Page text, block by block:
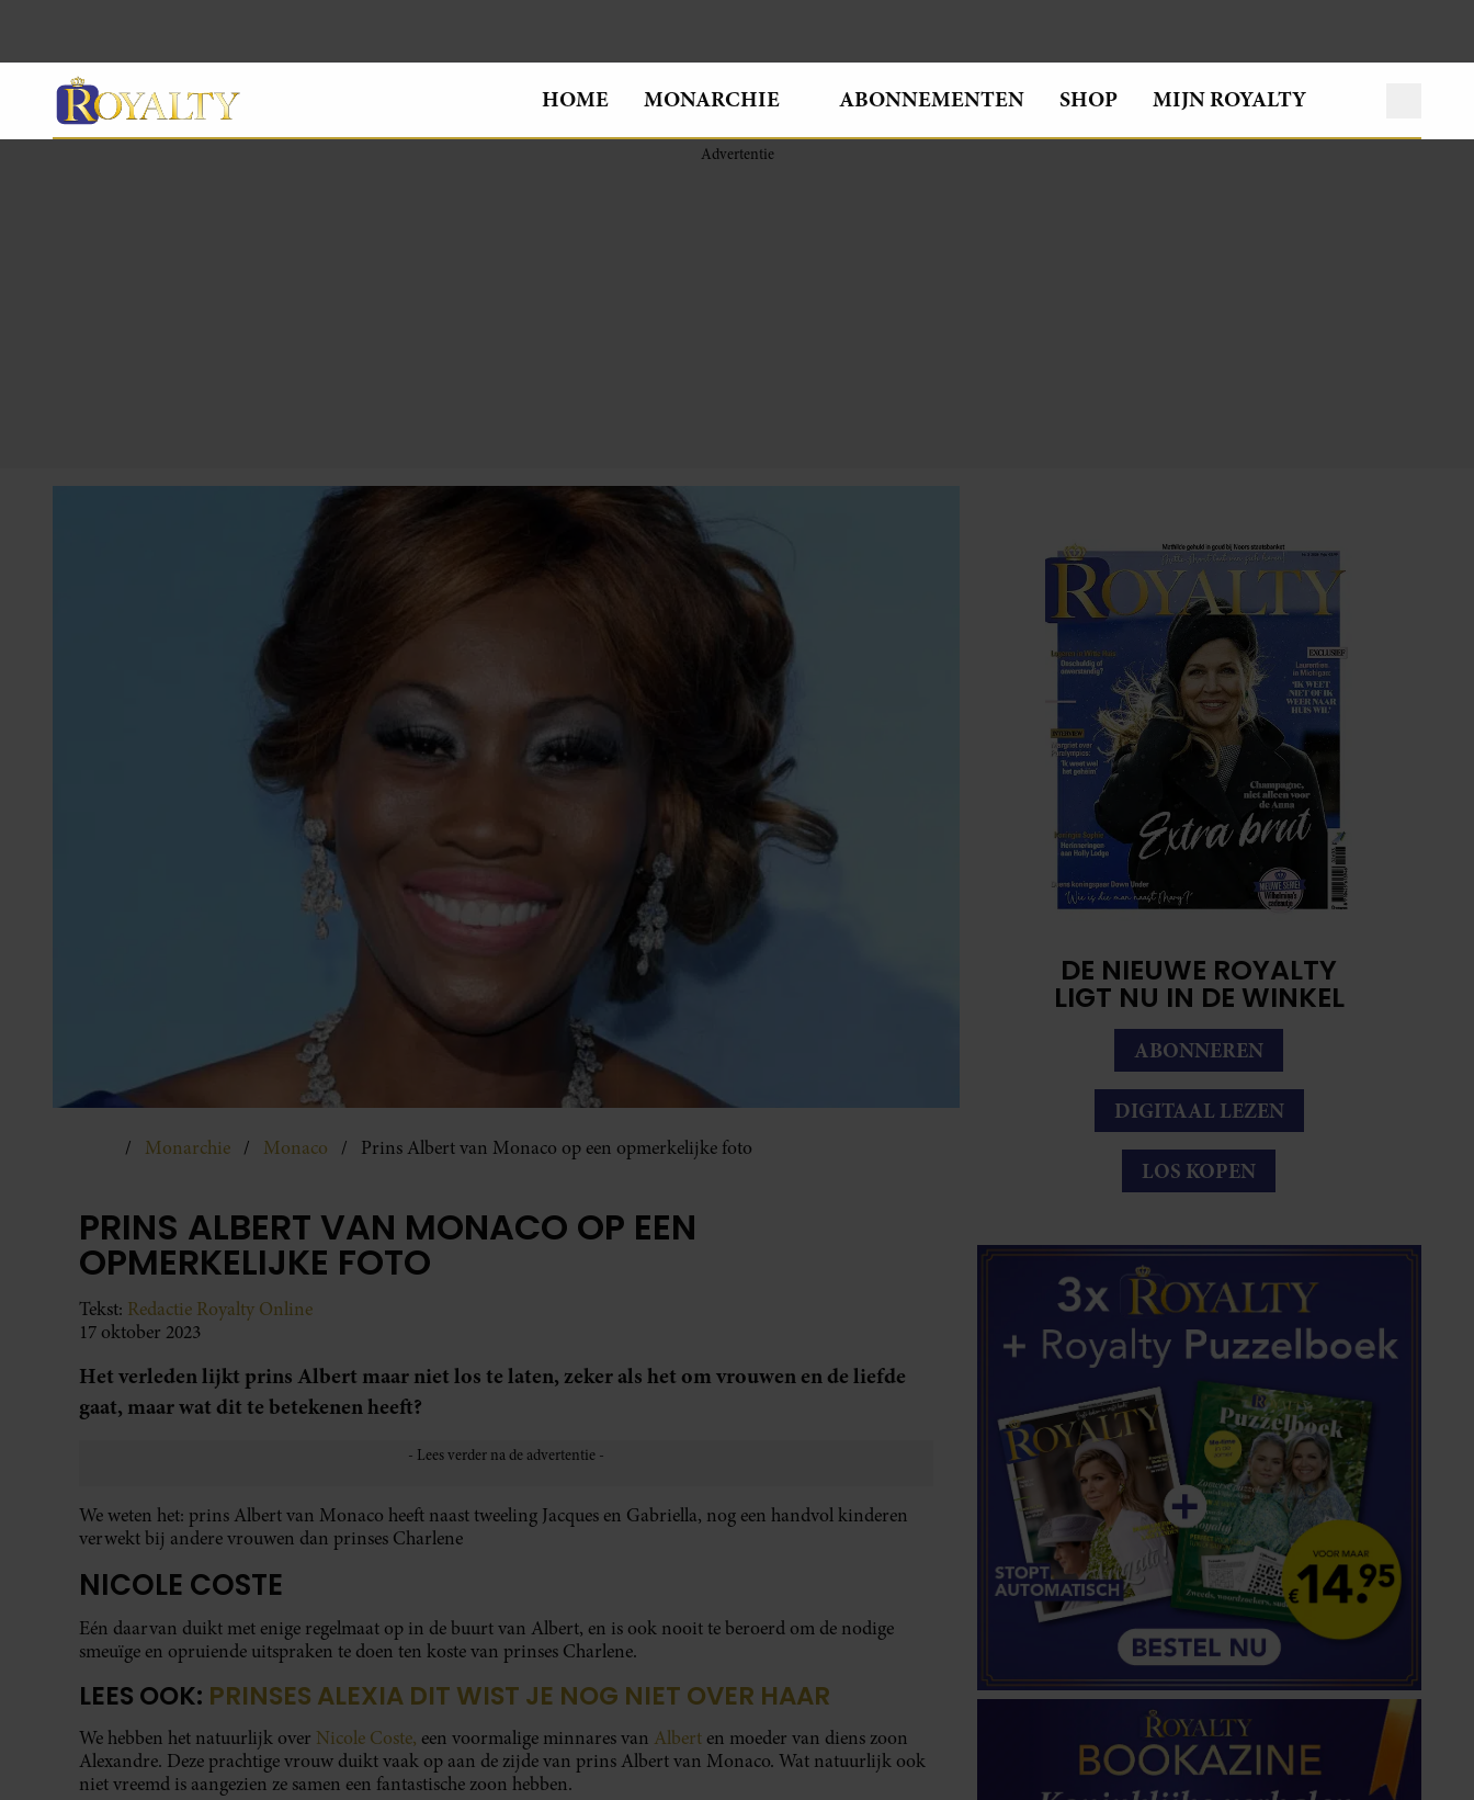
HOME MONARCHIE ABONNEMENTEN SHOP MIJN ROYALTY
Monarchie Monaco Prins Albert van Monaco op een opmerkelijke foto
PRINS ALBERT VAN MONACO OP EEN
OPMERKELIJKE FOTO
Tekst: Redactie Royalty Online
17 oktober 2023
Het verleden lijkt prins Albert maar niet los te laten, zeker als het om vrouwen en de liefde
gaat, maar wat dit te betekenen heeft?
We weten het: prins Albert van Monaco heeft naast tweeling Jacques en Gabriella, nog een handvol kinderen
verwekt bij andere vrouwen dan prinses Charlene
NICOLE COSTE
Eén daarvan duikt met enige regelmaat op in de buurt van Albert, en is ook nooit te beroerd om de nodige
smeuïge en opruiende uitspraken te doen ten koste van prinses Charlene.
LEES OOK: PRINSES ALEXIA DIT WIST JE NOG NIET OVER HAAR
We hebben het natuurlijk over Nicole Coste, een voormalige minnares van Albert en moeder van diens zoon
Alexandre. Deze prachtige vrouw duikt vaak op aan de zijde van prins Albert van Monaco. Wat natuurlijk ook
niet vreemd is aangezien ze samen een fantastische zoon hebben.
DE NIEUWE ROYALTY
LIGT NU IN DE WINKEL
ABONNEREN
DIGITAAL LEZEN
LOS KOPEN